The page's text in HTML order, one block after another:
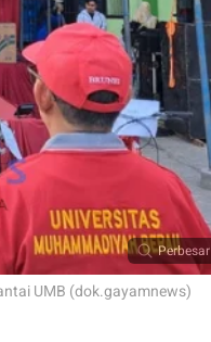
Perbesar
UMB (dok.gayamnews)